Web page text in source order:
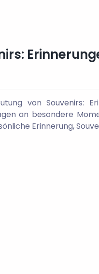
von Souvenirs:
an besondere
Erinnerung,